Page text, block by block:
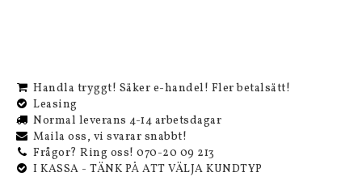
Handla tryggt! Säker e-handel! Fler betalsätt!
Leasing
Normal leverans 4-14 arbetsdagar
Maila oss, vi svarar snabbt!
Frågor? Ring oss! 070-20 09 213
I KASSA - TÄNK PÅ ATT VÄLJA KUNDTYP